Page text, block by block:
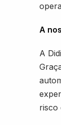
A
A
risco